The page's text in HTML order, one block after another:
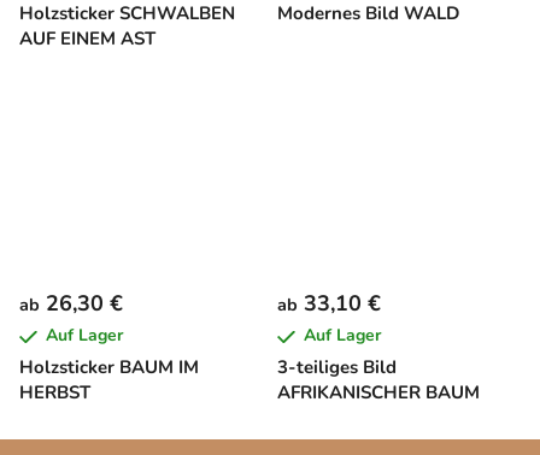
Holzsticker SCHWALBEN
AUF EINEM AST
Modernes Bild WALD
Holzsticker BAUM IM
HERBST
ab 26,30 €
Auf Lager
3-teiliges Bild
AFRIKANISCHER BAUM
ab 33,10 €
Auf Lager